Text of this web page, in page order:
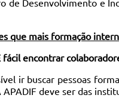
de Desenvolvimento e
que mais formação
encontrar
ir buscar pessoas
APADIF deve ser das